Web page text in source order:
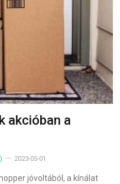
akcióban a
2023-05-01
jóvoltából, a kínálat